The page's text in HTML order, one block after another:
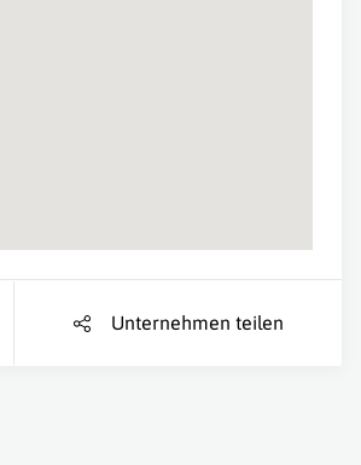
Unternehmen teilen